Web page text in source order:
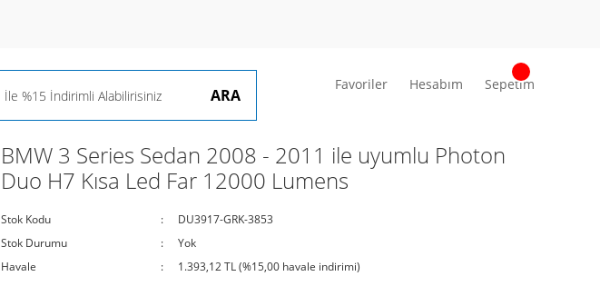
ARA
Favoriler Hesabım Sepetim
BMW 3 Series Sedan 2008 - 2011 ile uyumlu Photon
Duo H7 Kısa Led Far 12000 Lumens
Stok Kodu
DU3917-GRK-3853
Stok Durumu
Yok
Havale
1.393,12 TL (%15,00 havale indirimi)